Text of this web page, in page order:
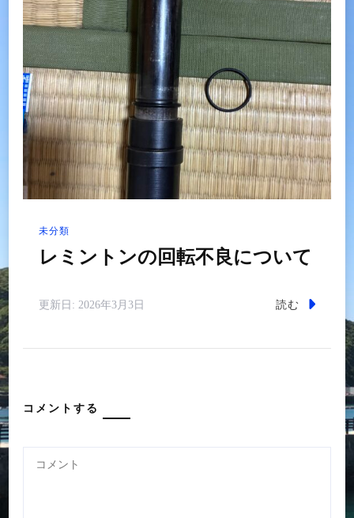
未分類
レミントンの回転不良について
更新日: 2026年3月3日 読む
コメントする